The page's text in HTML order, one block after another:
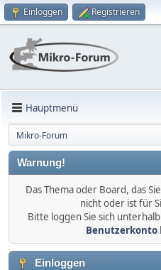
Einloggen Registrieren
Hauptmenü
Mikro-Forum
Warnung!
Das Thema oder Board, das
nicht oder ist für
Bitte loggen Sie sich
Benutzerkonto
Einloggen